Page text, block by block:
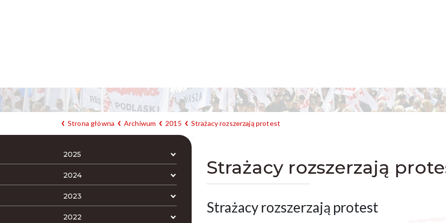
Strona główna Archiwum 2015 Strażacy rozszerzają protest
2025
2024
2023
2022
Strażacy rozszerzają
Strażacy rozszerzają protest